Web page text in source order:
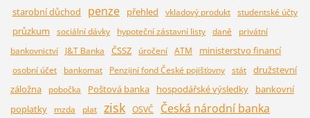
starobní důchod penze přehled vkladový produkt studentské účty
průzkum sociální dávky hypoteční zástavní listy daně
privátní
bankovnictví
J&T Banka ČSSZ úročení ATM ministerstvo financí
osobní účet bankomat Penzijní fond České pojišťovny stát družstevní
záložna
pobočka Poštová banka hospodářské výsledky
bankovní
poplatky
mzda plat zisk OSVČ Česká národní banka